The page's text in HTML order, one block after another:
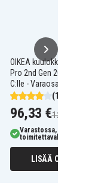
OIKEA kuulokkeet
Pro 2nd Gen 2023
C:lle - Varaosa
(10)
96,33 €123,90 €
Varastossa, heti
toimitettavaksi
LISÄÄ